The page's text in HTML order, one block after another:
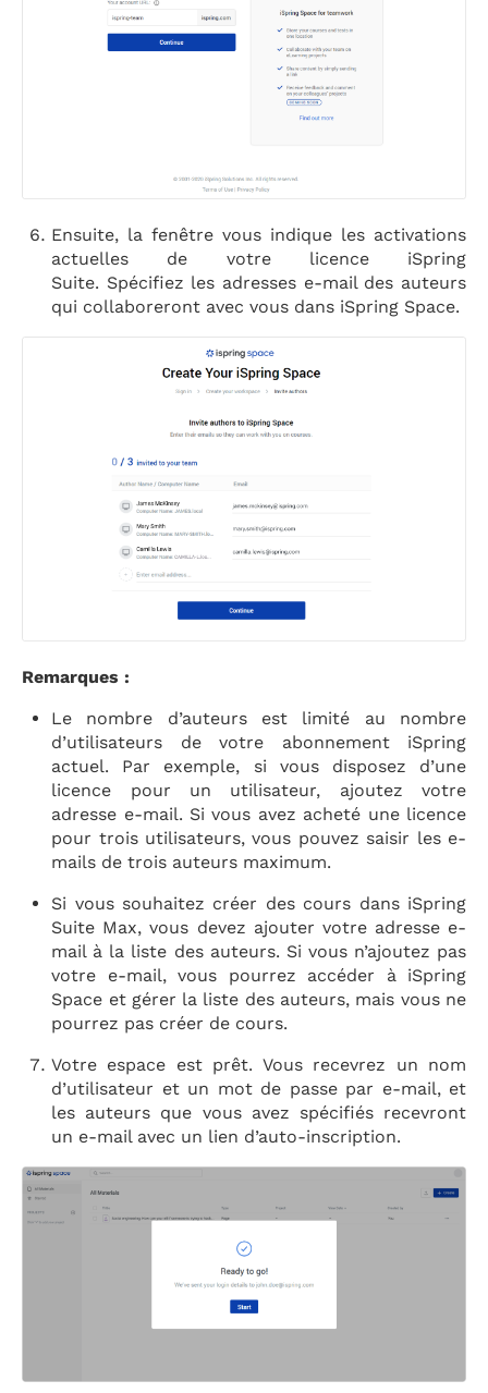
Ensuite, la fenêtre vous indique les activations
actuelles de votre licence iSpring
Suite. Spécifiez les adresses e-mail des auteurs
qui collaboreront avec vous dans iSpring Space.
Remarques :
Le nombre d’auteurs est limité au nombre
d’utilisateurs de votre abonnement iSpring
actuel. Par exemple, si vous disposez d’une
licence pour un utilisateur, ajoutez votre
adresse e-mail. Si vous avez acheté une licence
pour trois utilisateurs, vous pouvez saisir les e-
mails de trois auteurs maximum.
Si vous souhaitez créer des cours dans iSpring
Suite Max, vous devez ajouter votre adresse e-
mail à la liste des auteurs. Si vous n’ajoutez pas
votre e-mail, vous pourrez accéder à iSpring
Space et gérer la liste des auteurs, mais vous ne
pourrez pas créer de cours.
Votre espace est prêt. Vous recevrez un nom
d’utilisateur et un mot de passe par e-mail, et
les auteurs que vous avez spécifiés recevront
un e-mail avec un lien d’auto-inscription.